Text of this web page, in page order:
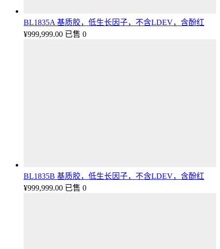
BL1835A 基质胶，低生长因子，不含LDEV，含酚红
¥999,999.00 已售 0
BL1835B 基质胶，低生长因子，不含LDEV，含酚红
¥999,999.00 已售 0